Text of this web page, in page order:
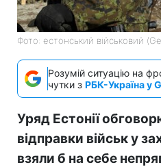
Фото: естонський військовий
Розумій ситуацію на
чутки з РБК-Україна у
Уряд Естонії
відправки військ у
взяли б на себе